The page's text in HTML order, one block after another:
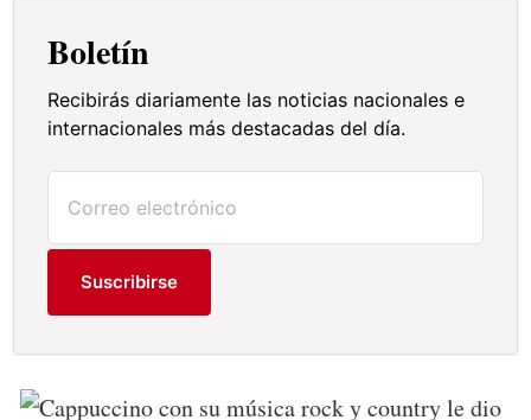
Boletín
Recibirás diariamente las noticias nacionales e
internacionales más destacadas del día.
Suscribirse